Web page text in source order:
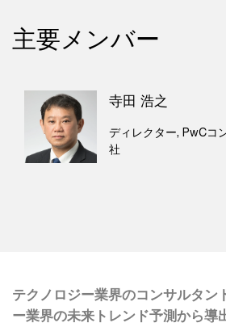
主要メンバー
寺田 浩之
ディレクター, PwCコ
社
テクノロジー業界のコンサルタン
ー業界の未来トレンド予測から導